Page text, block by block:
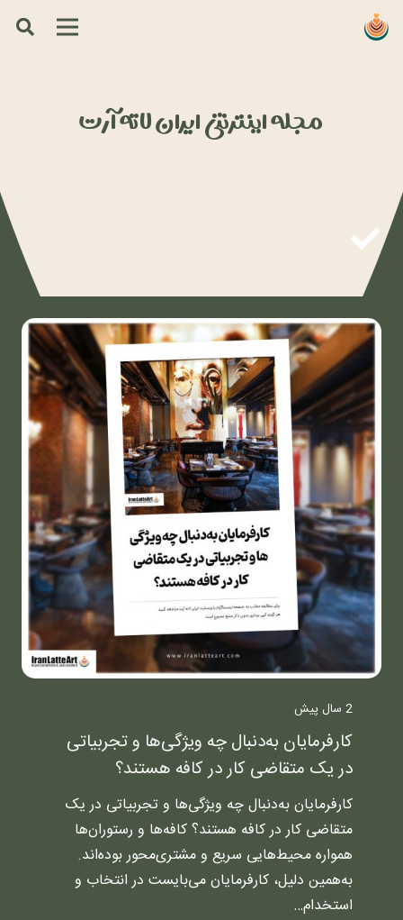
مجله اینترنتی ایران لاته آرت
2 سال پیش
کارفرمایان به‌دنبال چه ویژگی‌ها و تجربیاتی
در یک متقاضی کار در کافه هستند؟
کارفرمایان به‌دنبال چه ویژگی‌ها و تجربیاتی در یک
متقاضی کار در کافه هستند؟ کافه‌ها و رستوران‌ها
همواره محیط‌هایی سریع و مشتری‌محور بوده‌اند.
به‌همین دلیل، کارفرمایان می‌بایست در انتخاب و
استخدام…